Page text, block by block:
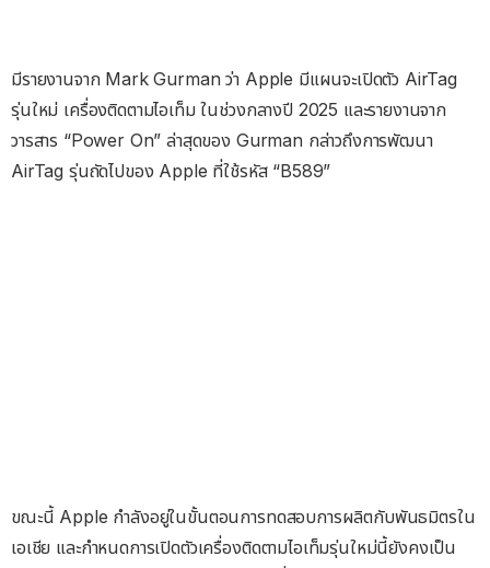
มีรายงานจาก Mark Gurman ว่า Apple มีแผนจะเปิดตัว AirTag
รุ่นใหม่ เครื่องติดตามไอเท็ม ในช่วงกลางปี 2025 และรายงานจาก
วารสาร “Power On” ล่าสุดของ Gurman กล่าวถึงการพัฒนา
AirTag รุ่นถัดไปของ Apple ที่ใช้รหัส “B589”
ขณะนี้ Apple กำลังอยู่ในขั้นตอนการทดสอบการผลิตกับพันธมิตรใน
เอเชีย และกำหนดการเปิดตัวเครื่องติดตามไอเท็มรุ่นใหม่นี้ยังคงเป็น